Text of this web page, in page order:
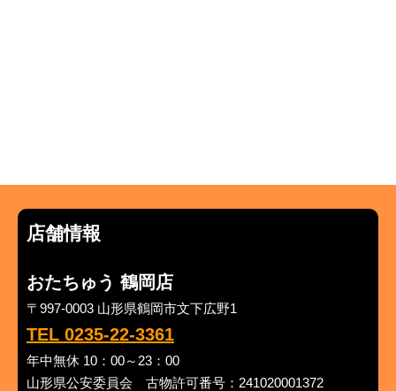
店舗情報
おたちゅう 鶴岡店
〒997-0003 山形県鶴岡市文下広野1
TEL 0235-22-3361
年中無休 10：00～23：00
山形県公安委員会 古物許可番号：241020001372